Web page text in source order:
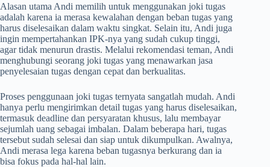
Alasan utama Andi memilih untuk menggunakan joki tugas
adalah karena ia merasa kewalahan dengan beban tugas yang
harus diselesaikan dalam waktu singkat. Selain itu, Andi juga
ingin mempertahankan IPK-nya yang sudah cukup tinggi,
agar tidak menurun drastis. Melalui rekomendasi teman, Andi
menghubungi seorang joki tugas yang menawarkan jasa
penyelesaian tugas dengan cepat dan berkualitas.
Proses penggunaan joki tugas ternyata sangatlah mudah. Andi
hanya perlu mengirimkan detail tugas yang harus diselesaikan,
termasuk deadline dan persyaratan khusus, lalu membayar
sejumlah uang sebagai imbalan. Dalam beberapa hari, tugas
tersebut sudah selesai dan siap untuk dikumpulkan. Awalnya,
Andi merasa lega karena beban tugasnya berkurang dan ia
bisa fokus pada hal-hal lain.